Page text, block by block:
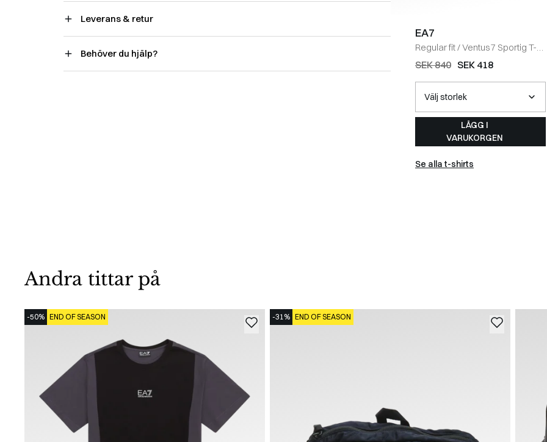
Leverans & retur
Behöver du hjälp?
EA7
Regular fit/Ventus7 Sportig T-
shirt /HVID
SEK 840 SEK 418
LÄGG I
VARUKORGEN
Se alla t-shirts
Andra tittar på
-50% END OF SEASON -31% END OF SEASON